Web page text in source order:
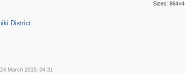
Sizes:
District
March 2010, 04:31